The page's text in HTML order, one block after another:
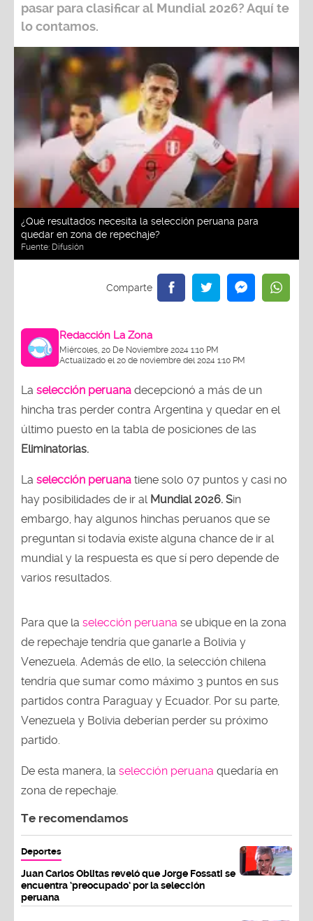
pasar para clasificar al Mundial 2026?Aquí te
lo contamos.
¿Qué resultados necesita la selección peruana para
quedar en zona de repechaje?
Fuente: Difusión
Redacción La Zona
Miércoles, 20 De Noviembre 2024 1:10 PM
Actualizado el 20 de noviembre del 2024 1:10 PM
La selección peruana decepcionó a más de un
hincha tras perder contra Argentina y quedar en el
último puesto en la tabla de posiciones de las
Eliminatorias.
La selección peruana tiene solo 07 puntos y casi no
hay posibilidades de ir al Mundial 2026. Sin
embargo, hay algunos hinchas peruanos que se
preguntan si todavía existe alguna chance de ir al
mundial y la respuesta es que sí pero depende de
varios resultados.
Para que la selección peruana se ubique en la zona
de repechaje tendría que ganarle a Bolivia y
Venezuela. Además de ello, la selección chilena
tendría que sumar como máximo 3 puntos en sus
partidos contra Paraguay y Ecuador. Por su parte,
Venezuela y Bolivia deberían perder su próximo
partido.
De esta manera, la selección peruana quedaría en
zona de repechaje.
Te recomendamos
Deportes
Juan Carlos Oblitas reveló que Jorge Fossati se
encuentra ‘preocupado’ por la selección
peruana